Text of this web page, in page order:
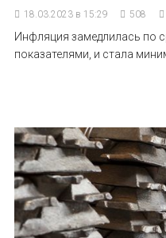
18.03.2023 в 15:29 508
Инфляция замедлилась по
показателями, и стала